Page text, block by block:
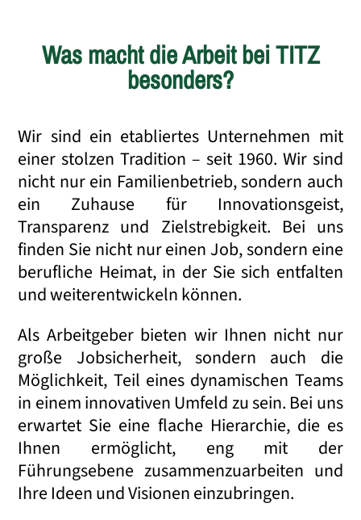
Was macht die Arbeit bei TITZ
besonders?
Wir sind ein etabliertes Unternehmen mit
einer stolzen Tradition – seit 1960. Wir sind
nicht nur ein Familienbetrieb, sondern auch
ein Zuhause für Innovationsgeist,
Transparenz und Zielstrebigkeit. Bei uns
finden Sie nicht nur einen Job, sondern eine
berufliche Heimat, in der Sie sich entfalten
und weiterentwickeln können.
Als Arbeitgeber bieten wir Ihnen nicht nur
große Jobsicherheit, sondern auch die
Möglichkeit, Teil eines dynamischen Teams
in einem innovativen Umfeld zu sein. Bei uns
erwartet Sie eine flache Hierarchie, die es
Ihnen ermöglicht, eng mit der
Führungsebene zusammenzuarbeiten und
Ihre Ideen und Visionen einzubringen.